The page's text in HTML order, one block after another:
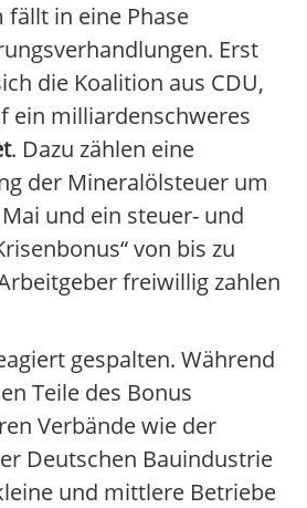
fällt in eine Phase
Erst
die Koalition aus CDU,
ein milliardenschweres
. Dazu zählen eine
der Mineralölsteuer um
und ein steuer- und
von bis zu
freiwillig zahlen
gespalten. Während
Teile des Bonus
Verbände wie der
Deutschen Bauindustrie
und mittlere Betriebe